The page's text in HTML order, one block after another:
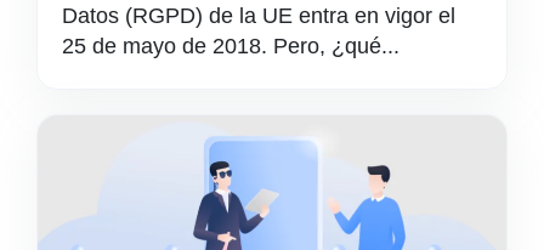
Datos (RGPD) de la UE entra en vigor el
25 de mayo de 2018. Pero, ¿qué...